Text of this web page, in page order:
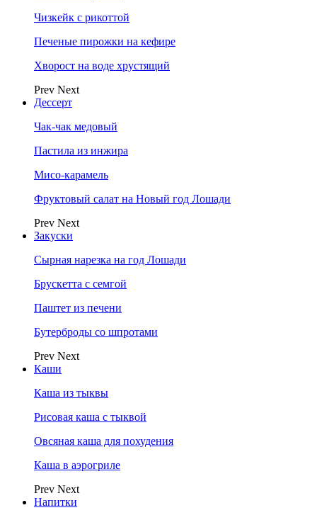
Чизкейк с рикоттой
Печеные пирожки на кефире
Хворост на воде хрустящий
Prev Next
Дессерт
Чак-чак медовый
Пастила из инжира
Мисо-карамель
Фруктовый салат на Новый год Лошади
Prev Next
Закуски
Сырная нарезка на год Лошади
Брускетта с семгой
Паштет из печени
Бутерброды со шпротами
Prev Next
Каши
Каша из тыквы
Рисовая каша с тыквой
Овсяная каша для похудения
Каша в аэрогриле
Prev Next
Напитки